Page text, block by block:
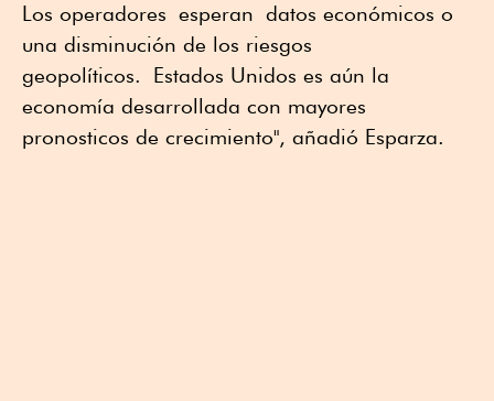
Los operadores esperan datos económicos o
una disminución de los riesgos
geopolíticos. Estados Unidos es aún la
economía desarrollada con mayores
pronosticos de crecimiento", añadió Esparza.